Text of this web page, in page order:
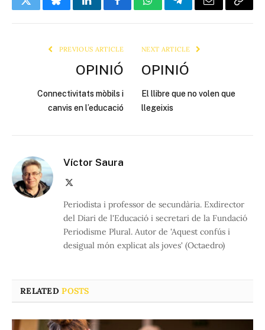
TwitterBlueskyLinkedInFacebookWhatsAppTelegramEmail Copy
PREVIOUS ARTICLE
OPINIÓ
Connectivitats mòbils i
canvis en l’educació
NEXT ARTICLE
OPINIÓ
El llibre que no volen que
llegeixis
Víctor Saura
Periodista i professor de secundària. Exdirector
del Diari de l'Educació i secretari de la Fundació
Periodisme Plural. Autor de 'Aquest confús i
desigual món explicat als joves' (Octaedro)
RELATEDPOSTS